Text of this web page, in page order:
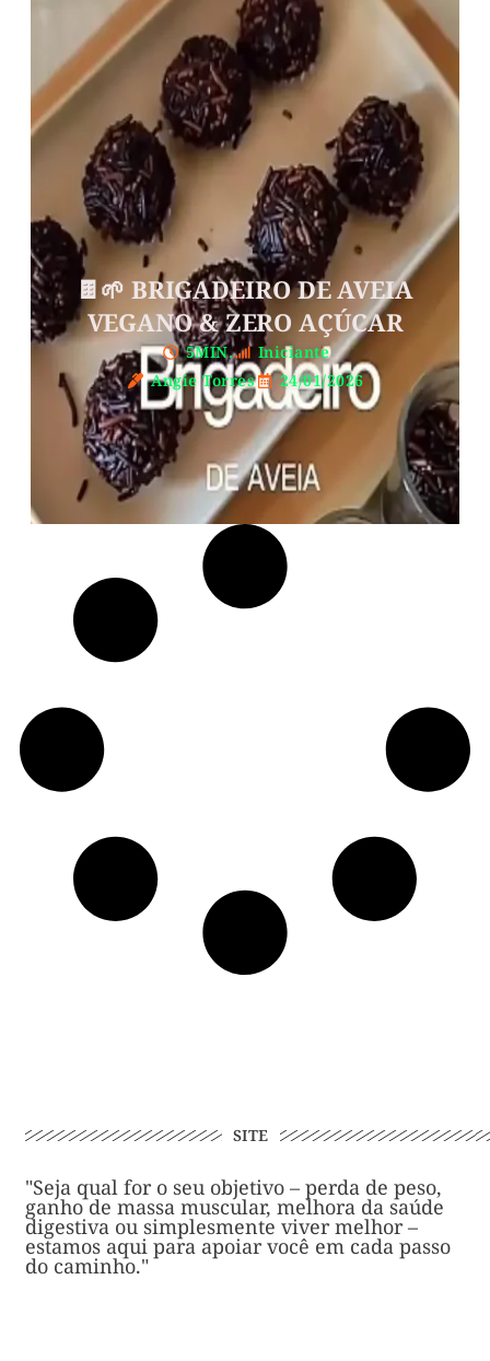
🍫🌱 BRIGADEIRO DE AVEIA
VEGANO & ZERO AÇÚCAR
5MIN.
Iniciante
Angie Torres
24/01/2026
SITE
"Seja qual for o seu objetivo – perda de peso,
ganho de massa muscular, melhora da saúde
digestiva ou simplesmente viver melhor –
estamos aqui para apoiar você em cada passo
do caminho."